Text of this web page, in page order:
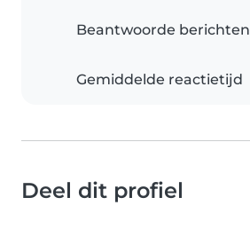
Beantwoorde berichten
Gemiddelde reactietijd
Deel dit profiel